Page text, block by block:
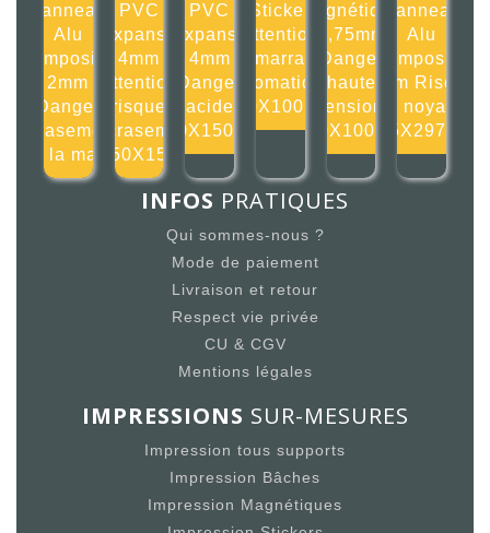
Panneau
Alu
composite
2mm
Danger
écrasement
de la main
PVC
Expansé
4mm
Attention
risque
d'écrasement
150X150
PVC
Expansé
4mm
Danger
acide
150X150mm
Sticker
Attention
démarrage
automatique
100X100mm
Magnétique
0,75mm
Danger
haute
tension
100X100mm
Panneau
Alu
composite
2mm Risque
de noyade
105X297mm
INFOS PRATIQUES
Qui sommes-nous ?
Mode de paiement
Livraison et retour
Respect vie privée
CU & CGV
Mentions légales
IMPRESSIONS SUR-MESURES
Impression tous supports
Impression Bâches
Impression Magnétiques